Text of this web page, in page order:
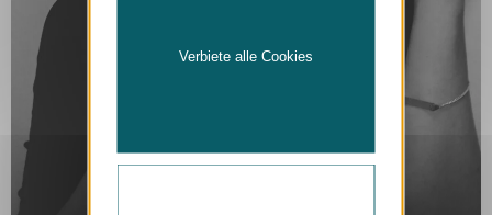
Verbiete alle Cookies